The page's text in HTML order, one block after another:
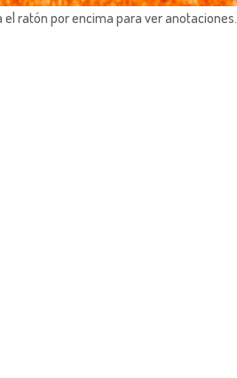
el ratón por encima para ver anotaciones.